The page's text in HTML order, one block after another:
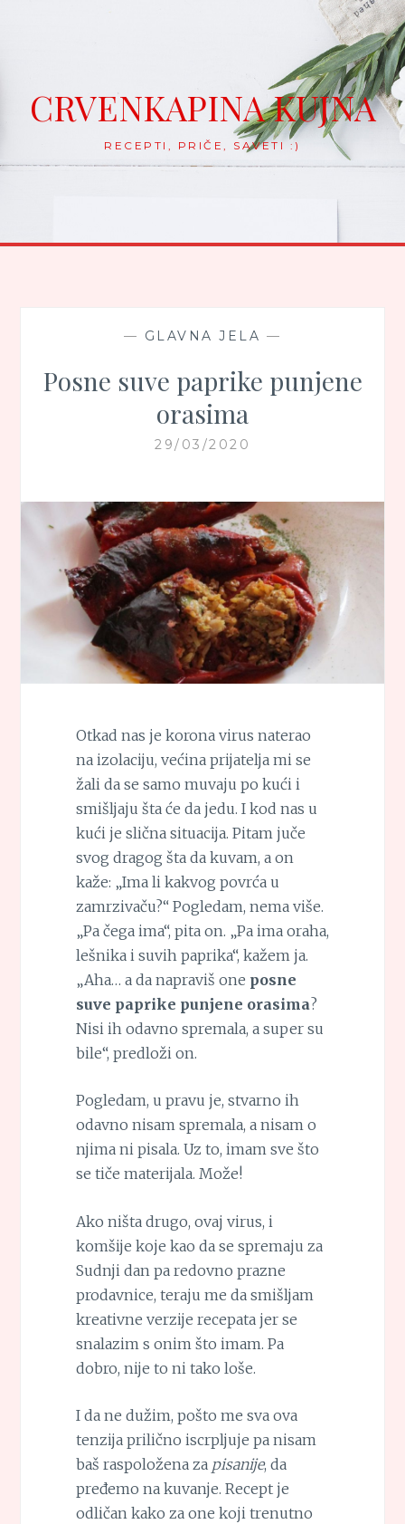
CRVENKAPINA KUJNA
RECEPTI, PRIČE, SAVETI :)
— GLAVNA JELA —
Posne suve paprike punjene
orasima
29/03/2020
Otkad nas je korona virus naterao
na izolaciju, većina prijatelja mi se
žali da se samo muvaju po kući i
smišljaju šta će da jedu. I kod nas u
kući je slična situacija. Pitam juče
svog dragog šta da kuvam, a on
kaže: „Ima li kakvog povrća u
zamrzivaču?“ Pogledam, nema više.
„Pa čega ima“, pita on. „Pa ima oraha,
lešnika i suvih paprika“, kažem ja.
„Aha… a da napraviš one posne
suve paprike punjene orasima?
Nisi ih odavno spremala, a super su
bile“, predloži on.
Pogledam, u pravu je, stvarno ih
odavno nisam spremala, a nisam o
njima ni pisala. Uz to, imam sve što
se tiče materijala. Može!
Ako ništa drugo, ovaj virus, i
komšije koje kao da se spremaju za
Sudnji dan pa redovno prazne
prodavnice, teraju me da smišljam
kreativne verzije recepata jer se
snalazim s onim što imam. Pa
dobro, nije to ni tako loše.
I da ne dužim, pošto me sva ova
tenzija prilično iscrpljuje pa nisam
baš raspoložena za pisanije, da
pređemo na kuvanje. Recept je
odličan kako za one koji trenutno